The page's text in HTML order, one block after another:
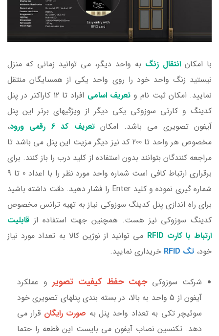
با امکان انتقال زنگ به واحد دیگر، می توانید زمانی که منزل
نیستید زنگ واحد خود را روی واحد یکی از همسایگان منتقل
نمایید. امکان ثبت نام وتعریف اسامی
افراد تا 12 کاراکتر در پنل
کدینگ و کارتی سوزوکی یکی دیگر از ویژگیهای برتر این پنل
آیفون تصویری می باشد. امکانتعریف کد 6 رقمی ورود
،
مخصوص هر واحد تا 200 کد نیز دیگر مزیت این پنل می باشد تا
مراجعه کنندگان بتوانند بدون استفاده از کلید درب را باز کنند. برای
برقراری ارتباط کافی است شماره واحد مورد نظر را با اعداد 0 تا 9
شماره گیری نموده و کلید Enter را فشار دهید. دقت داشته باشید
برای راه اندازی پنل کدینگ سوزوکی نیاز به تهیه ترانس مخصوص
کدینگ سوزوکی نیز هست. همچنین جهت استفاده از قابلیت
ارتباط با کارت RFID
می توانید از نوژین کالا به تعداد مورد نیاز
خود، تگ RFID خریداری نمایید.
شرکت سوزوکیجهت حفظ کیفیت تصویرو عملکرد
آیفون از 5 واحد به بالا، در بسته بندی پنلهای تصویری خود
سوئیچر تکی به تعداد واحد پنل به صورت رایگان قرار می
دهد. تکنسین نصاب آیفون می بایست این قطعه را حتما